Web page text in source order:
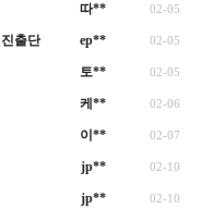
따** 02-05
진출단 ep** 02-05
토** 02-05
케** 02-06
이** 02-07
jp** 02-10
jp** 02-10